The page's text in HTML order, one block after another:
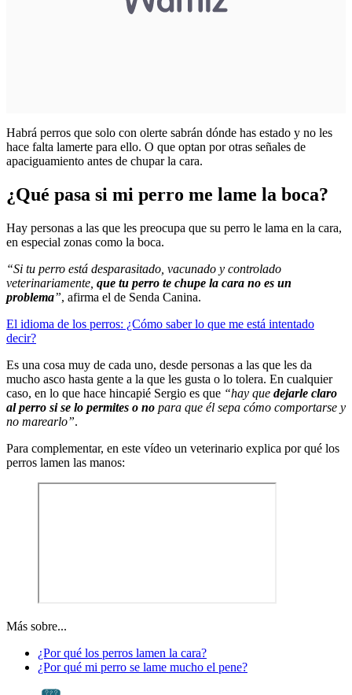
Habrá perros que solo con olerte sabrán dónde has estado y no les
hace falta lamerte para ello. O que optan por otras señales de
apaciguamiento antes de chupar la cara.
¿Qué pasa si mi perro me lame la boca?
Hay personas a las que les preocupa que su perro le lama en la cara,
en especial zonas como la boca.
“Si tu perro está desparasitado, vacunado y controlado
veterinariamente, que tu perro te chupe la cara no es un
problema”, afirma el de Senda Canina.
El idioma de los perros: ¿Cómo saber lo que me está intentado
decir?
Es una cosa muy de cada uno, desde personas a las que les da
mucho asco hasta gente a la que les gusta o lo tolera. En cualquier
caso, en lo que hace hincapié Sergio es que “hay que dejarle claro
al perro si se lo permites o no para que él sepa cómo comportarse y
no marearlo”.
Para complementar, en este vídeo un veterinario explica por qué los
perros lamen las manos:
Más sobre...
¿Por qué los perros lamen la cara?
¿Por qué mi perro se lame mucho el pene?